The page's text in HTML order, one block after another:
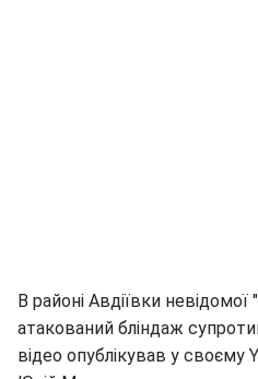
В районі Авдіївки
атакований бліндаж
відео опублікував у своєму